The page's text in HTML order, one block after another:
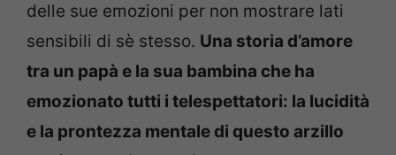
delle sue emozioni per non mostrare lati
sensibili di sè stesso. Una storia d’amore
tra un papà e la sua bambina che ha
emozionato tutti i telespettatori: la lucidità
e la prontezza mentale di questo arzillo